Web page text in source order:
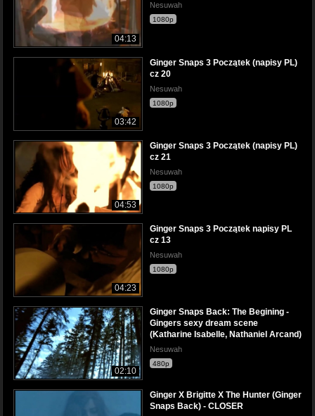
04:13
Nesuwah
1080p
03:42
Ginger Snaps 3 Początek (napisy PL)
cz 20
Nesuwah
1080p
04:53
Ginger Snaps 3 Początek (napisy PL)
cz 21
Nesuwah
1080p
04:23
Ginger Snaps 3 Początek napisy PL
cz 13
Nesuwah
1080p
02:10
Ginger Snaps Back: The Begining -
Gingers sexy dream scene
(Katharine Isabelle, Nathaniel Arcand)
Nesuwah
480p
Ginger X Brigitte X The Hunter (Ginger
Snaps Back) - CLOSER